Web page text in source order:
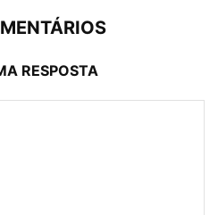
RESPOSTA